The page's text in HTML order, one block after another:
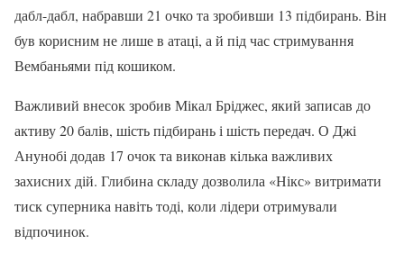
дабл-дабл, набравши 21 очко та зробивши 13 підбирань. Він
був корисним не лише в атаці, а й під час стримування
Вембаньями під кошиком.
Важливий внесок зробив Мікал Бріджес, який записав до
активу 20 балів, шість підбирань і шість передач. О Джі
Анунобі додав 17 очок та виконав кілька важливих
захисних дій. Глибина складу дозволила «Нікс» витримати
тиск суперника навіть тоді, коли лідери отримували
відпочинок.